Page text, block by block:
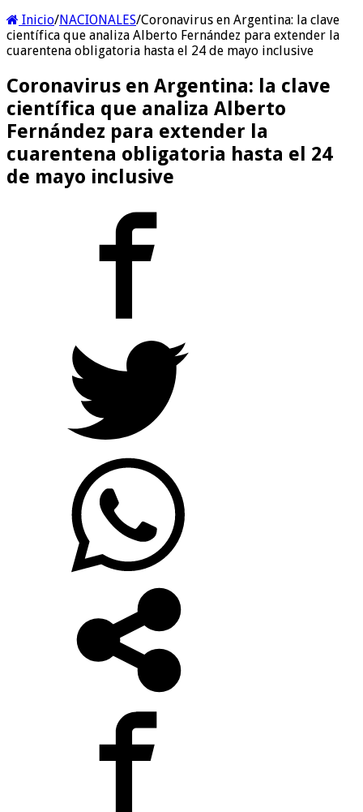
Inicio/NACIONALES/Coronavirus en Argentina: la clave
científica que analiza Alberto Fernández para extender la
cuarentena obligatoria hasta el 24 de mayo inclusive
Coronavirus en Argentina: la clave
científica que analiza Alberto
Fernández para extender la
cuarentena obligatoria hasta el 24
de mayo inclusive